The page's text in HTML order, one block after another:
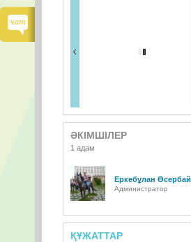
ӘКІМШІЛЕР
1 адам
Еркебұлан Өсербай
Администратор
ҚҰЖАТТАР